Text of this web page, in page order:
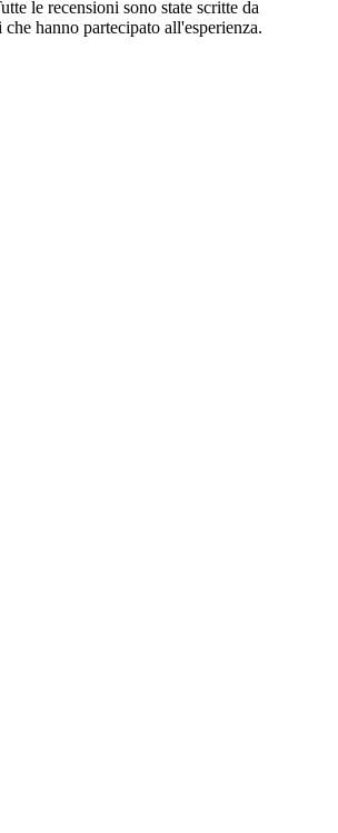
le recensioni sono state scritte da
hanno partecipato all'esperienza.